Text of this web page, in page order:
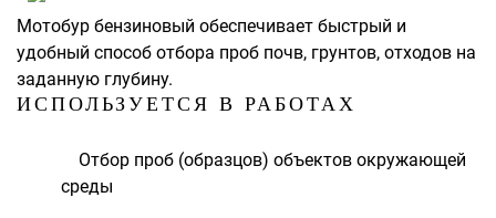
Мотобур бензиновый обеспечивает быстрый и
удобный способ отбора проб почв, грунтов, отходов на
заданную глубину.
ИСПОЛЬЗУЕТСЯ В РАБОТАХ
Отбор проб (образцов) объектов окружающей
среды